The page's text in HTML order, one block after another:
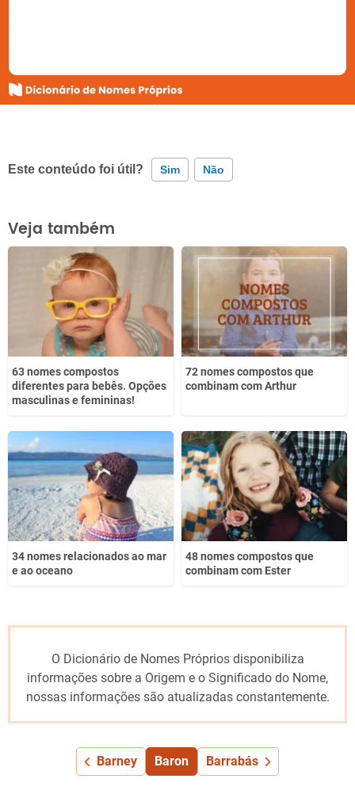
Este conteúdo foi útil? Sim Não
Este conteúdo contém informação incorreta
Este conteúdo não tem a informação que procuro
Outro
Veja também
63 nomes compostos
diferentes para bebês. Opções
masculinas e femininas!
72 nomes compostos que
combinam com Arthur
34 nomes relacionados ao mar
e ao oceano
48 nomes compostos que
combinam com Ester
O Dicionário de Nomes Próprios disponibiliza
informações sobre a Origem e o Significado do Nome,
nossas informações são atualizadas constantemente.
Barney Baron Barrabás